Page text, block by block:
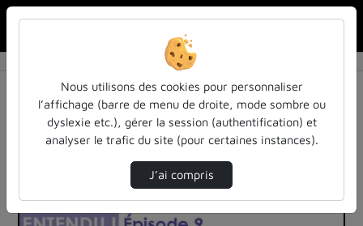
2 vidéos trouvées
Audio Vidéo Statistiques de vues
Direction de tri
01:28:09
Nous utilisons des cookies pour personnaliser
l’affichage (barre de menu de droite, mode sombre ou
dyslexie etc.), gérer la session (authentification) et
analyser le trafic du site (pour certaines instances).
J’ai compris